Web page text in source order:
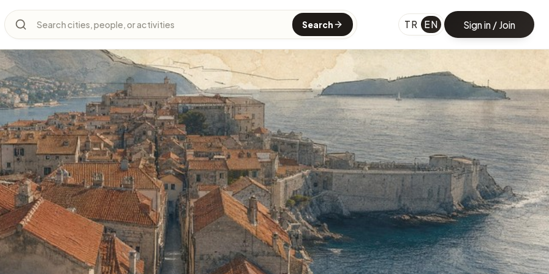
Search cities, people, or activities Search TR EN Sign in / Join